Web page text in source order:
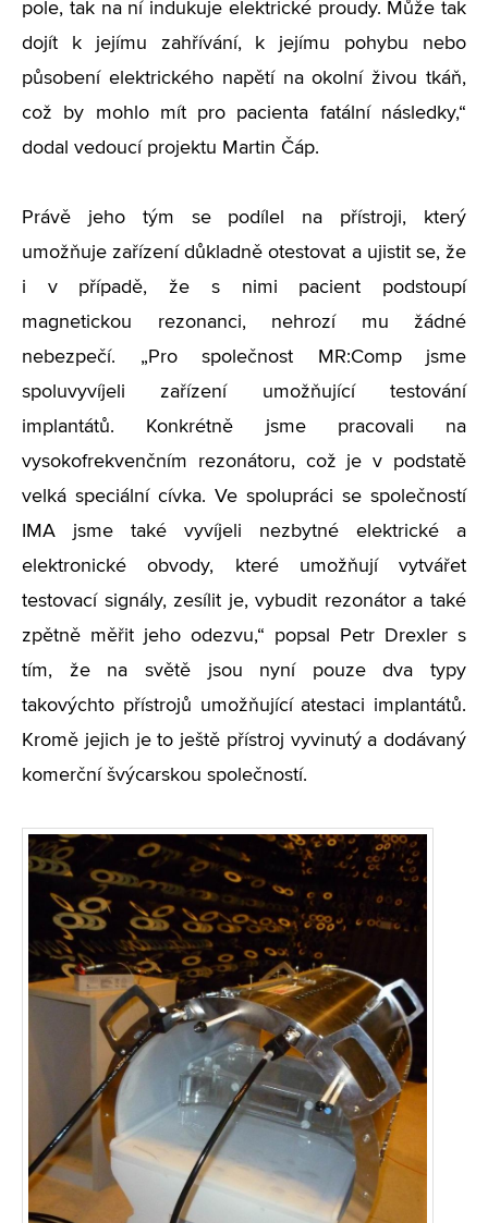
pole, tak na ní indukuje elektrické proudy. Může tak
dojít k jejímu zahřívání, k jejímu pohybu nebo
působení elektrického napětí na okolní živou tkáň,
což by mohlo mít pro pacienta fatální následky,“
dodal vedoucí projektu Martin Čáp.
Právě jeho tým se podílel na přístroji, který
umožňuje zařízení důkladně otestovat a ujistit se, že
i v případě, že s nimi pacient podstoupí
magnetickou rezonanci, nehrozí mu žádné
nebezpečí. „Pro společnost MR:Comp jsme
spoluvyvíjeli zařízení umožňující testování
implantátů. Konkrétně jsme pracovali na
vysokofrekvenčním rezonátoru, což je v podstatě
velká speciální cívka. Ve spolupráci se společností
IMA jsme také vyvíjeli nezbytné elektrické a
elektronické obvody, které umožňují vytvářet
testovací signály, zesílit je, vybudit rezonátor a také
zpětně měřit jeho odezvu,“ popsal Petr Drexler s
tím, že na světě jsou nyní pouze dva typy
takovýchto přístrojů umožňující atestaci implantátů.
Kromě jejich je to ještě přístroj vyvinutý a dodávaný
komerční švýcarskou společností.